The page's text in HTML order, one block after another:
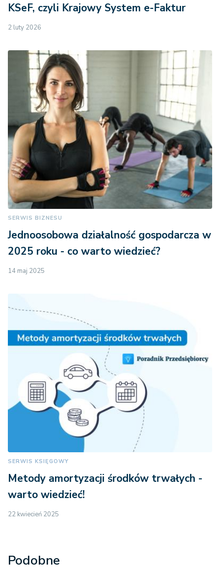
KSeF, czyli Krajowy System e-Faktur
2 luty 2026
SERWIS BIZNESU
Jednoosobowa działalność gospodarcza w
2025 roku - co warto wiedzieć?
14 maj 2025
SERWIS KSIĘGOWY
Metody amortyzacji środków trwałych -
warto wiedzieć!
22 kwiecień 2025
Podobne